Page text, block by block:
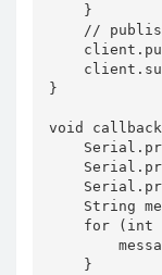
    }
//
}
void
String
for (int
    }